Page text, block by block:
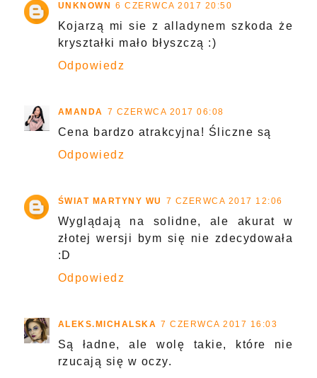
UNKNOWN 6 CZERWCA 2017 20:50
Kojarzą mi sie z alladynem szkoda że
kryształki mało błyszczą :)
Odpowiedz
AMANDA 7 CZERWCA 2017 06:08
Cena bardzo atrakcyjna! Śliczne są
Odpowiedz
ŚWIAT MARTYNY WU 7 CZERWCA 2017 12:06
Wyglądają na solidne, ale akurat w
złotej wersji bym się nie zdecydowała
:D
Odpowiedz
ALEKS.MICHALSKA 7 CZERWCA 2017 16:03
Są ładne, ale wolę takie, które nie
rzucają się w oczy.